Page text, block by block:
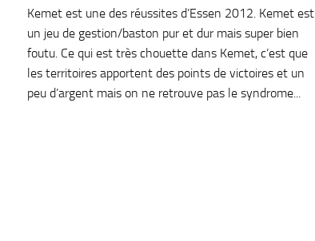
Kemet est une des réussites d’Essen 2012. Kemet est
un jeu de gestion/baston pur et dur mais super bien
foutu. Ce qui est très chouette dans Kemet, c’est que
les territoires apportent des points de victoires et un
peu d’argent mais on ne retrouve pas le syndrome...